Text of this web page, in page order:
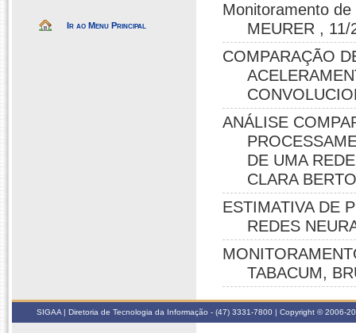
Ir ao Menu Principal
Monitoramento
MEURER , 11/
COMPARAÇÃO
ANÁLISE
DE UMA
CLARA
ESTIMATIVA DE
REDES
TABACUM,
SIGAA | Diretoria de Tecnologia da Informação - (47) 3331-7800 | Copyright © 2006-